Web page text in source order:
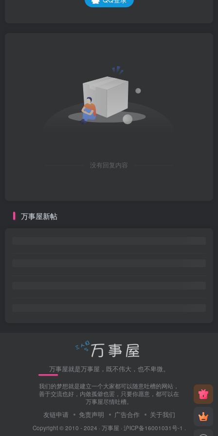
没有回复内容
万事屋新帖
万事屋就是万事屋，既不伟大，也不卑微。
我们的梦想就是建立一个大家都可以随意吐槽的网站，
善于交流也好，内敛孤僻也罢，只要你愿意，都可以在
万事屋尽情吐槽。
友链申请 免责声明 广告合作 关于我们
Copyright © 2010 - 2024 · 万事屋 · 沪ICP备16001031号-1